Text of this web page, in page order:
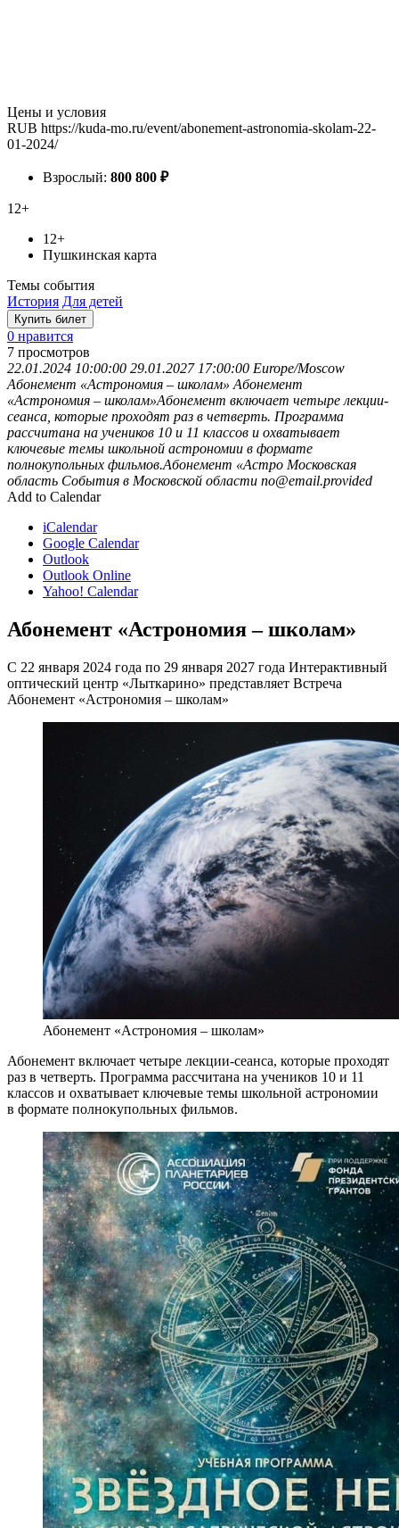
Цены и условия
RUB https://kuda-mo.ru/event/abonement-astronomia-skolam-22-
01-2024/
Взрослый: 800 800 ₽
12+
12+
Пушкинская карта
Темы события
История Для детей
Купить билет
0 нравится
7 просмотров
22.01.2024 10:00:00 29.01.2027 17:00:00 Europe/Moscow
Абонемент «Астрономия – школам» Абонемент
«Астрономия – школам»Абонемент включает четыре лекции-
сеанса, которые проходят раз в четверть. Программа
рассчитана на учеников 10 и 11 классов и охватывает
ключевые темы школьной астрономии в формате
полнокупольных фильмов.Абонемент «Астро Московская
область События в Московской области no@email.provided
Add to Calendar
iCalendar
Google Calendar
Outlook
Outlook Online
Yahoo! Calendar
Абонемент «Астрономия – школам»
С 22 января 2024 года по 29 января 2027 года Интерактивный
оптический центр «Лыткарино» представляет Встреча
Абонемент «Астрономия – школам»
Абонемент «Астрономия – школам»
Абонемент включает четыре лекции-сеанса, которые проходят
раз в четверть. Программа рассчитана на учеников 10 и 11
классов и охватывает ключевые темы школьной астрономии
в формате полнокупольных фильмов.